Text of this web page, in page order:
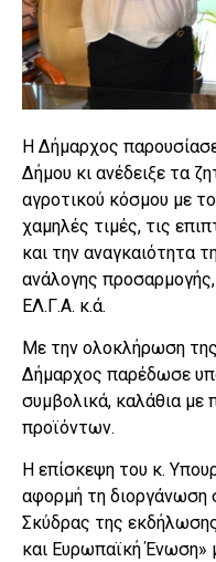
Η Δήμαρχος
Δήμου κι ανέδειξε τα
αγροτικού κόσμου με
χαμηλές τιμές, τις
και την αναγκαιότητα
ανάλογης
ΕΛ.Γ.Α. κ.ά.
Με την ολοκλήρωση
Δήμαρχος παρέδωσε
συμβολικά, καλάθια με
προϊόντων.
Η επίσκεψη του κ.
αφορμή τη διοργάνωση
Σκύδρας της
και Ευρωπαϊκή Ένωση»